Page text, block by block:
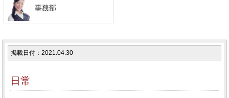
事務部
掲載日付：2021.04.30
日常